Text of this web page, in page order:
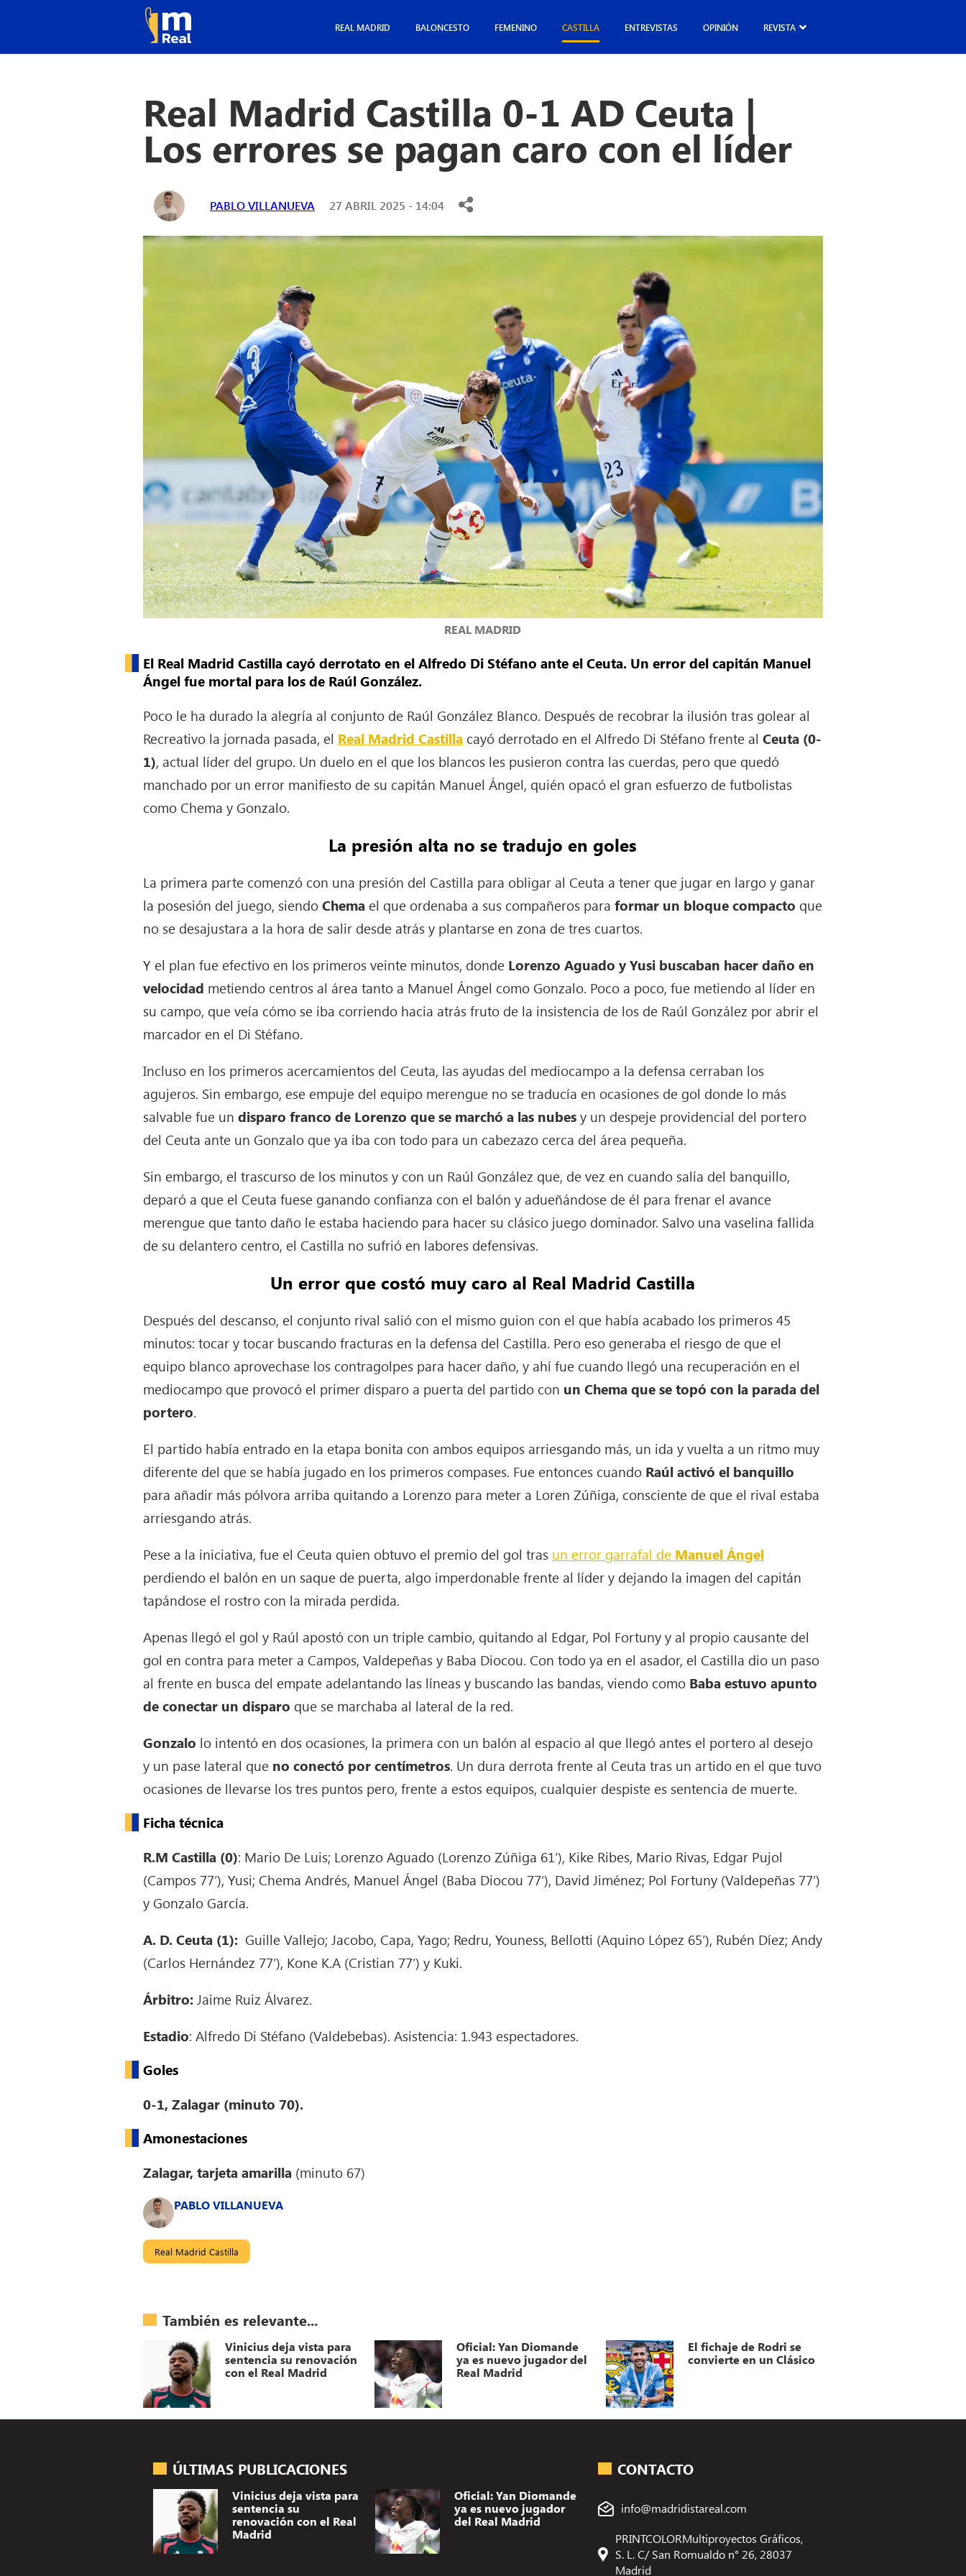
REAL MADRID BALONCESTO FEMENINO CASTILLA ENTREVISTAS OPINIÓN REVISTA
Real Madrid Castilla 0-1 AD Ceuta |
Los errores se pagan caro con el líder
PABLO VILLANUEVA 27 ABRIL 2025 - 14:04
REAL MADRID
El Real Madrid Castilla cayó derrotato en el Alfredo Di Stéfano ante el Ceuta. Un error del capitán Manuel
Ángel fue mortal para los de Raúl González.
Poco le ha durado la alegría al conjunto de Raúl González Blanco. Después de recobrar la ilusión tras golear al
Recreativo la jornada pasada, el Real Madrid Castilla cayó derrotado en el Alfredo Di Stéfano frente alCeuta (0-
1), actual líder del grupo. Un duelo en el que los blancos les pusieron contra las cuerdas, pero que quedó
manchado por un error manifiesto de su capitán Manuel Ángel, quién opacó el gran esfuerzo de futbolistas
como Chema y Gonzalo.
La presión alta no se tradujo en goles
La primera parte comenzó con una presión del Castilla para obligar al Ceuta a tener que jugar en largo y ganar
la posesión del juego, siendoChema el que ordenaba a sus compañeros para formar un bloque compacto que
no se desajustara a la hora de salir desde atrás y plantarse en zona de tres cuartos.
Y el plan fue efectivo en los primeros veinte minutos, donde Lorenzo Aguado y Yusi buscaban hacer daño en
velocidad metiendo centros al área tanto a Manuel Ángel como Gonzalo. Poco a poco, fue metiendo al líder en
su campo, que veía cómo se iba corriendo hacia atrás fruto de la insistencia de los de Raúl González por abrir el
marcador en el Di Stéfano.
Incluso en los primeros acercamientos del Ceuta, las ayudas del mediocampo a la defensa cerraban los
agujeros. Sin embargo, ese empuje del equipo merengue no se traducía en ocasiones de gol donde lo más
salvable fue undisparo franco de Lorenzo que se marchó a las nubesy un despeje providencial del portero
del Ceuta ante un Gonzalo que ya iba con todo para un cabezazo cerca del área pequeña.
Sin embargo, el trascurso de los minutos y con un Raúl González que, de vez en cuando salía del banquillo,
deparó a que el Ceuta fuese ganando confianza con el balón y adueñándose de él para frenar el avance
merengue que tanto daño le estaba haciendo para hacer su clásico juego dominador. Salvo una vaselina fallida
de su delantero centro, el Castilla no sufrió en labores defensivas.
Un error que costó muy caro al Real Madrid Castilla
Después del descanso, el conjunto rival salió con el mismo guion con el que había acabado los primeros 45
minutos: tocar y tocar buscando fracturas en la defensa del Castilla. Pero eso generaba el riesgo de que el
equipo blanco aprovechase los contragolpes para hacer daño, y ahí fue cuando llegó una recuperación en el
mediocampo que provocó el primer disparo a puerta del partido con un Chema que se topó con la parada del
portero.
El partido había entrado en la etapa bonita con ambos equipos arriesgando más, un ida y vuelta a un ritmo muy
diferente del que se había jugado en los primeros compases. Fue entonces cuando Raúl activó el banquillo
para añadir más pólvora arriba quitando a Lorenzo para meter a Loren Zúñiga, consciente de que el rival estaba
arriesgando atrás.
Pese a la iniciativa, fue el Ceuta quien obtuvo el premio del gol tras un error garrafal de Manuel Ángel
perdiendo el balón en un saque de puerta, algo imperdonable frente al líder y dejando la imagen del capitán
tapándose el rostro con la mirada perdida.
Apenas llegó el gol y Raúl apostó con un triple cambio, quitando al Edgar, Pol Fortuny y al propio causante del
gol en contra para meter a Campos, Valdepeñas y Baba Diocou. Con todo ya en el asador, el Castilla dio un paso
al frente en busca del empate adelantando las líneas y buscando las bandas, viendo como Baba estuvo apunto
de conectar un disparo que se marchaba al lateral de la red.
Gonzalo lo intentó en dos ocasiones, la primera con un balón al espacio al que llegó antes el portero al desejo
y un pase lateral que no conectó por centímetros. Un dura derrota frente al Ceuta tras un artido en el que tuvo
ocasiones de llevarse los tres puntos pero, frente a estos equipos, cualquier despiste es sentencia de muerte.
Ficha técnica
R.M Castilla (0): Mario De Luis; Lorenzo Aguado (Lorenzo Zúñiga 61′), Kike Ribes, Mario Rivas, Edgar Pujol
(Campos 77′), Yusi; Chema Andrés, Manuel Ángel (Baba Diocou 77′), David Jiménez; Pol Fortuny (Valdepeñas 77′)
y Gonzalo García.
A. D. Ceuta (1): Guille Vallejo; Jacobo, Capa, Yago; Redru, Youness, Bellotti (Aquino López 65′), Rubén Díez; Andy
(Carlos Hernández 77′), Kone K.A (Cristian 77′) y Kuki.
Árbitro: Jaime Ruiz Álvarez.
Estadio: Alfredo Di Stéfano (Valdebebas). Asistencia: 1.943 espectadores.
Goles
0-1, Zalagar (minuto 70).
Amonestaciones
Zalagar, tarjeta amarilla (minuto 67)
PABLO VILLANUEVA
Real Madrid Castilla
También es relevante...
Vinicius deja vista para
sentencia su renovación
con el Real Madrid
Oficial: Yan Diomande
ya es nuevo jugador del
Real Madrid
El fichaje de Rodri se
convierte en un Clásico
ÚLTIMAS PUBLICACIONES
Vinicius deja vista para
sentencia su
renovación con el Real
Madrid
Oficial: Yan Diomande
ya es nuevo jugador
del Real Madrid
CONTACTO
info@madridistareal.com
PRINTCOLORMultiproyectos Gráficos,
S. L. C/ San Romualdo n° 26, 28037
Madrid